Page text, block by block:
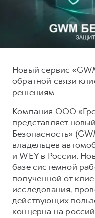
Тест-драйв
Трейд-ин
Кредитный
Страхование
Кредит
Для малого бизнеса
Корпоративным
Крупным
Система
СЕРВИСНОЕ
Нулевое ТО
Программа
Регламенты
Электронный ПТС
ПОДДЕРЖКА
GWM Безопасность
Гарантия HAVAL
Мобильное
Программа
Руководства по
Подписки
Наша команда
Контакты
Новый сервис
обратной связи
решениям
Компания ООО
представляет
Безопасность»
владельцев
и WEY в России.
базе системной
полученной от
исследования,
действующих
концерна на